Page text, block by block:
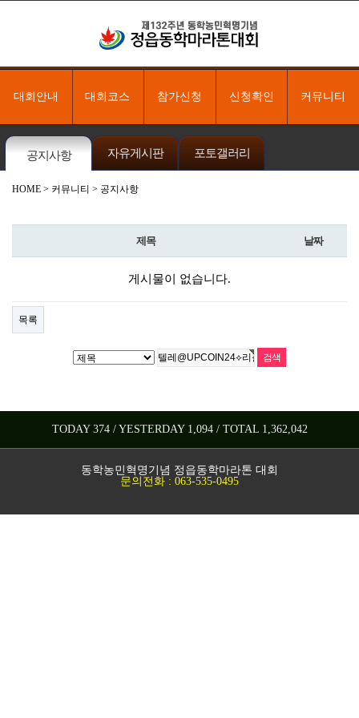
대회안내 대회코스 참가신청 신청확인 커뮤니티
공지사항 자유게시판 포토갤러리
HOME > 커뮤니티 > 공지사항
제목 날짜
게시물이 없습니다.
목록
TODAY 374 / YESTERDAY 1,094 / TOTAL 1,362,042
동학농민혁명기념 정읍동학마라톤 대회
문의전화 : 063-535-0495